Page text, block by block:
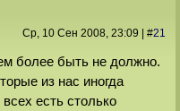
Ср, 10 Сен 2008, 23:09 #21
более быть не должно.
из нас иногда
есть столько